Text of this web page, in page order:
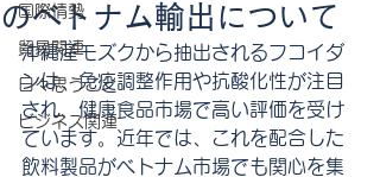
国際情勢
貿易関連
日々思うこと
ビジネス関連
のベトナム輸出について
沖縄産モズクから抽出されるフコイダ
ンは、免疫調整作用や抗酸化性が注目
され、健康食品市場で高い評価を受け
ています。近年では、これを配合した
飲料製品がベトナム市場でも関心を集